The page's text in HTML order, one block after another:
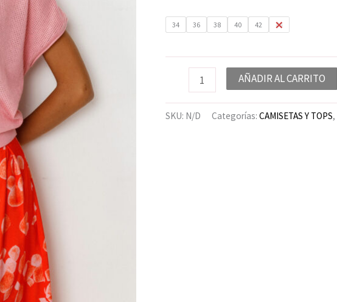
34 36 38 40 42 44
AÑADIR AL CARRITO
SKU: N/D Categorías:CAMISETAS Y TOPS,